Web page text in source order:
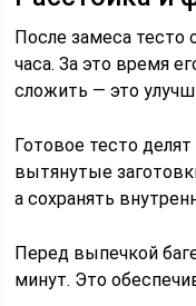
После замеса тесто
часа. За это время
сложить — это
Готовое тесто
вытянутые
а сохранять
Перед выпечкой
минут. Это